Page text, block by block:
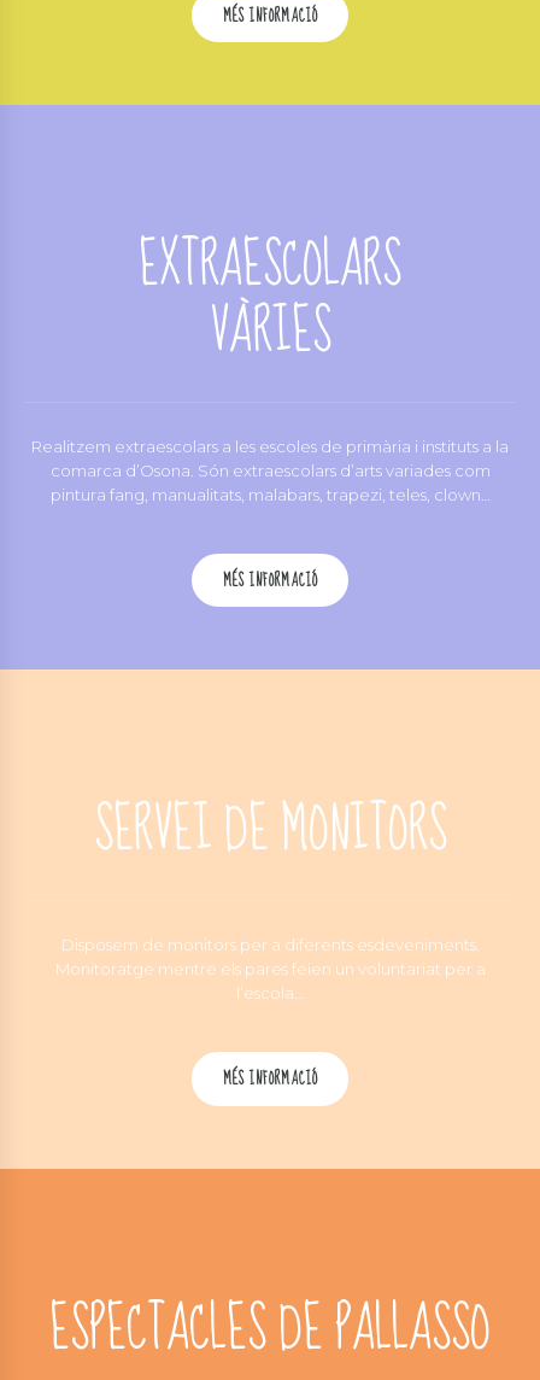
MÉS INFORMACIÓ
EXTRAESCOLARS
VÀRIES
Realitzem extraescolars a les escoles de primària i instituts a la
comarca d’Osona. Són extraescolars d’arts variades com
pintura fang, manualitats, malabars, trapezi, teles, clown…
MÉS INFORMACIÓ
SERVEI DE MONITORS
Disposem de monitors per a diferents esdeveniments.
Monitoratge mentre els pares feien un voluntariat per a
l’escola…
MÉS INFORMACIÓ
ESPECTACLES DE PALLASSO